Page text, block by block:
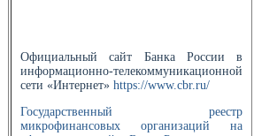
Официальный сайт Банка России в
информационно-телекоммуникационной
сети «Интернет» https://www.cbr.ru/
Государственный реестр
микрофинансовых организаций на